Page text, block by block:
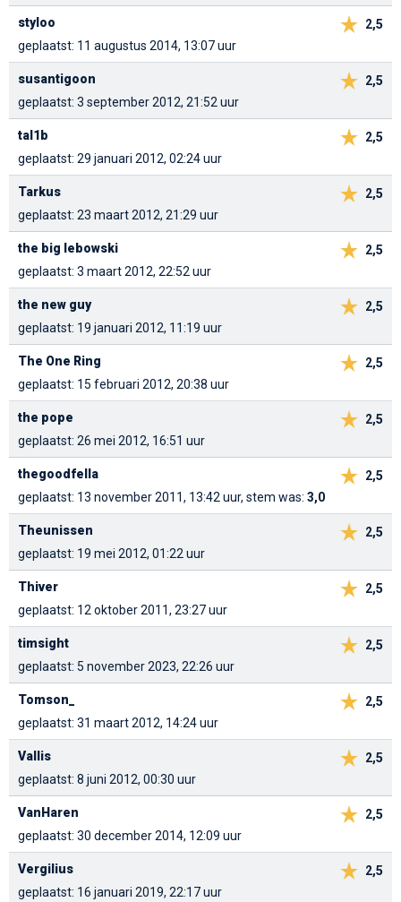
2,5
styloo
geplaatst: 11 augustus 2014, 13:07 uur
2,5
susantigoon
geplaatst: 3 september 2012, 21:52 uur
2,5
tal1b
geplaatst: 29 januari 2012, 02:24 uur
2,5
Tarkus
geplaatst: 23 maart 2012, 21:29 uur
2,5
the big lebowski
geplaatst: 3 maart 2012, 22:52 uur
2,5
the new guy
geplaatst: 19 januari 2012, 11:19 uur
2,5
The One Ring
geplaatst: 15 februari 2012, 20:38 uur
2,5
the pope
geplaatst: 26 mei 2012, 16:51 uur
2,5
thegoodfella
geplaatst: 13 november 2011, 13:42 uur, stem was: 3,0
2,5
Theunissen
geplaatst: 19 mei 2012, 01:22 uur
2,5
Thiver
geplaatst: 12 oktober 2011, 23:27 uur
2,5
timsight
geplaatst: 5 november 2023, 22:26 uur
2,5
Tomson_
geplaatst: 31 maart 2012, 14:24 uur
2,5
Vallis
geplaatst: 8 juni 2012, 00:30 uur
2,5
VanHaren
geplaatst: 30 december 2014, 12:09 uur
2,5
Vergilius
geplaatst: 16 januari 2019, 22:17 uur